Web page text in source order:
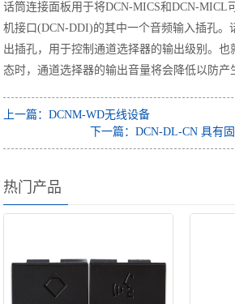
话筒连接面板用于将DCN-MICS和DCN-MICL
机接口(DCN-DDI)的其中一个音频输入插孔。
出插孔，用于控制通道选择器的输出级别。
态时，通道选择器的输出音量将会降低以防产
上一篇：DCNM-WD无线设备
下一篇：DCN-DL-CN 具有
热门产品